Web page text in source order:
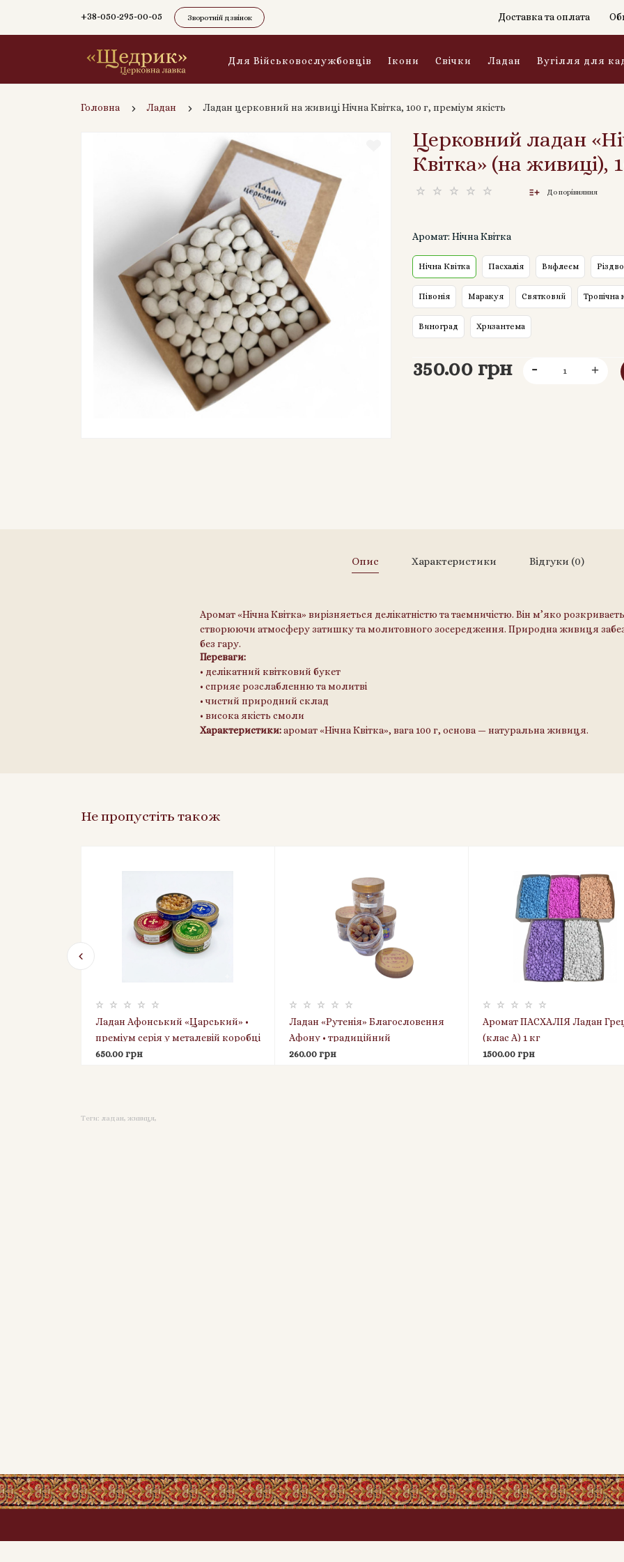
+38-050-295-00-05 Зворотній дзвінок Доставка та оплата
Для Військовослужбовців Ікони Свічки Ладан Вугілля для
Головна Ладан Ладан церковний на живиці Нічна Квітка, 100 г, преміум якість
Церковний ладан
Квітка» (на живиці),
До порівняння
Аромат: Нічна Квітка
Нічна Квітка Пасхалія Вифлеєм Різдво
Півонія Маракуя Святковий Тропічна
Виноград Хризантема
350.00 грн
Опис Характеристики Відгуки (0)
Аромат «Нічна Квітка» вирізняється делікатністю та таємничістю. Він м’яко
створюючи атмосферу затишку та молитовного зосередження. Природна живиця
без гару.
Переваги:
• делікатний квітковий букет
• сприяє розслабленню та молитві
• чистий природний склад
• висока якість смоли
Характеристики:аромат «Нічна Квітка», вага 100 г, основа — натуральна живиця.
Не пропустіть також
Ладан Афонський «Царський» •
преміум серія у металевій коробці
• 120 г
650.00 грн
Ладан «Рутенія» Благословення
Афону • традиційний
монастирський аромат • 45 г
260.00 грн
Аромат ПАСХАЛІЯ Ладан
(клас А) 1 кг
1500.00 грн
Теги: ладан, живиця,